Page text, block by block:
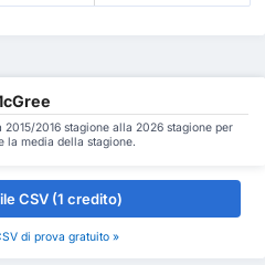
2016 stagione alla 2026 stagione per
la media della stagione.
CSV (1 credito)
di prova gratuito »